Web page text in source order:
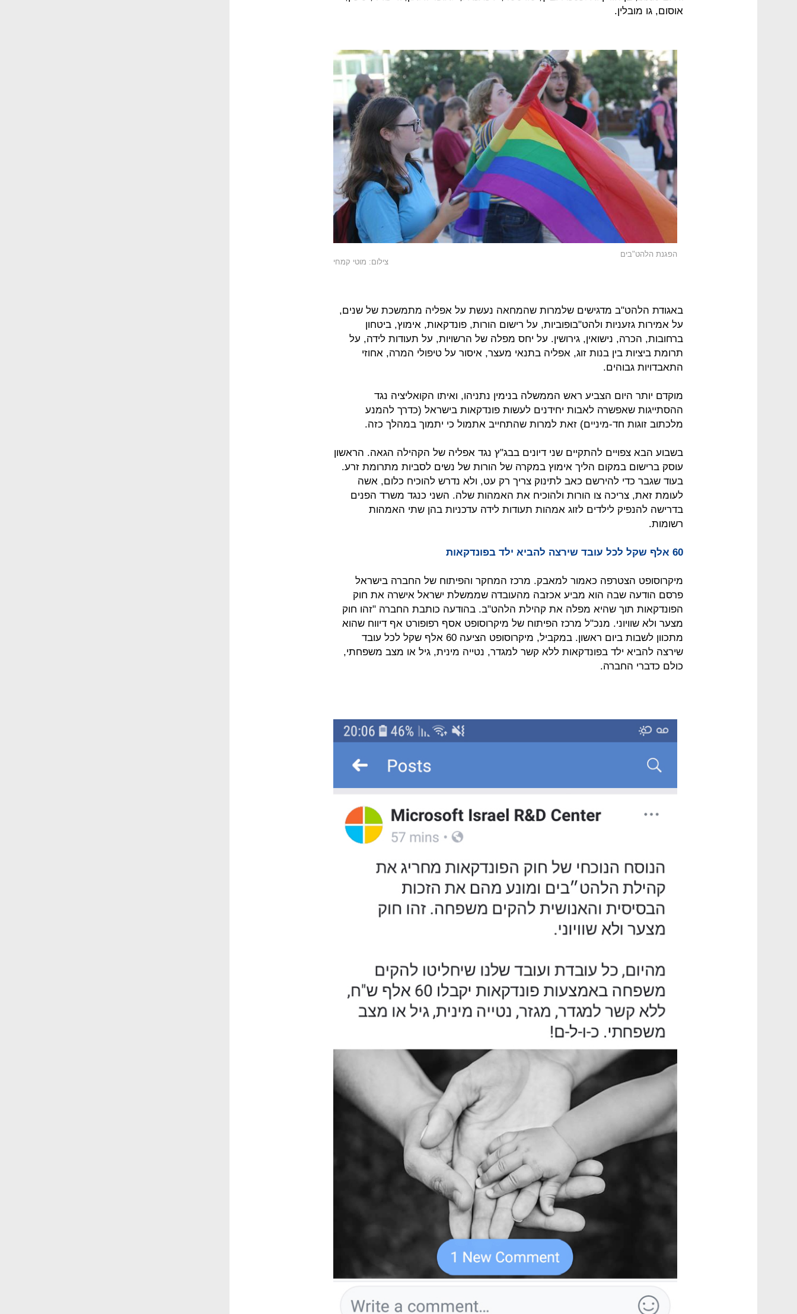
אוסום, גו מובלין.
הפגנת הלהט"בים
צילום: מוטי קמחי
באגודת הלהט"ב מדגישים שלמרות שהמחאה נעשת על אפליה מתמשכת של שנים,
על אמירות גזעניות ולהט"בופוביות, על רישום הורות, פונדקאות, אימוץ, ביטחון
ברחובות, הכרה, נישואין, גירושין. על יחס מפלה של הרשויות, על תעודות לידה, על
תרומת ביציות בין בנות זוג, אפליה בתנאי מעצר, איסור על טיפולי המרה, אחוזי
התאבדויות גבוהים.
מוקדם יותר היום הצביע ראש הממשלה בנימין נתניהו, ואיתו הקואליציה נגד
ההסתייגות שאפשרה לאבות יחידנים לעשות פונדקאות בישראל (כדרך להמנע
מלכתוב זוגות חד-מיניים) זאת למרות שהתחייב אתמול כי יתמוך במהלך כזה.
בשבוע הבא צפויים להתקיים שני דיונים בבג"ץ נגד אפליה של הקהילה הגאה. הראשון
עוסק ברישום במקום הליך אימוץ במקרה של הורות של נשים לסביות מתרומת זרע.
בעוד שגבר כדי להירשם כאב לתינוק צריך רק עט, ולא נדרש להוכיח כלום, אשה
לעומת זאת, צריכה צו הורות ולהוכיח את האמהות שלה. השני כנגד משרד הפנים
בדרישה להנפיק לילדים לזוג אמהות תעודות לידה עדכניות בהן שתי האמהות
רשומות.
60 אלף שקל לכל עובד שירצה להביא ילד בפונדקאות
מיקרוסופט הצטרפה כאמור למאבק. מרכז המחקר והפיתוח של החברה בישראל
פרסם הודעה שבה הוא מביע אכזבה מהעובדה שממשלת ישראל אישרה את חוק
הפונדקאות תוך שהיא מפלה את קהילת הלהט"ב. בהודעה כותבת החברה "זהו חוק
מצער ולא שוויוני. מנכ"ל מרכז הפיתוח של מיקרוסופט אסף רפופורט אף דיווח שהוא
מתכוון לשבות ביום ראשון. במקביל, מיקרוסופט הציעה 60 אלף שקל לכל עובד
שירצה להביא ילד בפונדקאות ללא קשר למגדר, נטייה מינית, גיל או מצב משפחתי,
כולם כדברי החברה.